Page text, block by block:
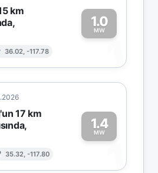
km
36.02, -117.78
1.0
MW
1
17 km
35.32, -117.80
1.4
MW
1